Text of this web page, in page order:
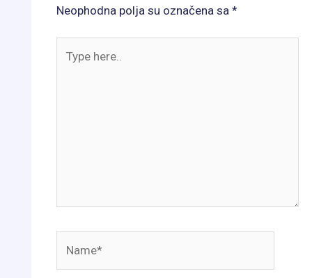
Neophodna polja su označena sa*
here..